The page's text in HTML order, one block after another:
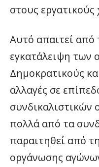
στους
Αυτό απαιτεί από
εγκατάλειψη των
Δημοκρατικούς
αλλαγές σε
πολλά από τα
παραιτηθεί από
οργάνωσης